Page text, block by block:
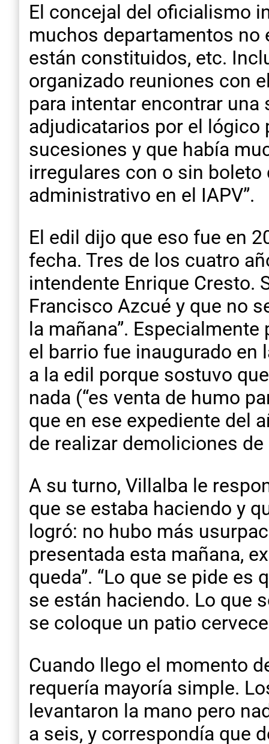
El concejal del oficialismo
muchos departamentos
están constituidos, etc.
organizado reuniones con
para intentar encontrar
adjudicatarios por el lógico
sucesiones y que había
irregulares con o sin boleto
administrativo en el IAPV”.
El edil dijo que eso fue en
fecha. Tres de los cuatro
intendente Enrique Cresto.
Francisco Azcué y que no
la mañana”.
el barrio fue inaugurado en
a la edil porque sostuvo
nada (“es venta de humo
que en ese expediente del
de realizar demoliciones
A su turno, Villalba le
que se estaba haciendo y
logró: no hubo más
presentada esta mañana,
queda”. “Lo que se pide
se están haciendo. Lo que
se coloque un patio
Cuando llego el momento
requería mayoría simple.
levantaron la mano pero
a seis, y correspondía que